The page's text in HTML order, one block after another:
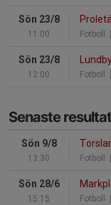
Sön 23/8
11:00 Fotboll
Sön 23/8
12:00 Fotboll
Senaste resultat
Sön 9/8
13:30 Fotboll
Sön 28/6
15:15 Fotboll